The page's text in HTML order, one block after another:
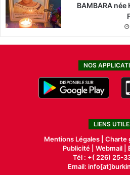
BAMBARA née
NOS
LIENS
Mentions Légales | Charte
Publicité| Webmail |
Tél : +( 226) 25-
Email: